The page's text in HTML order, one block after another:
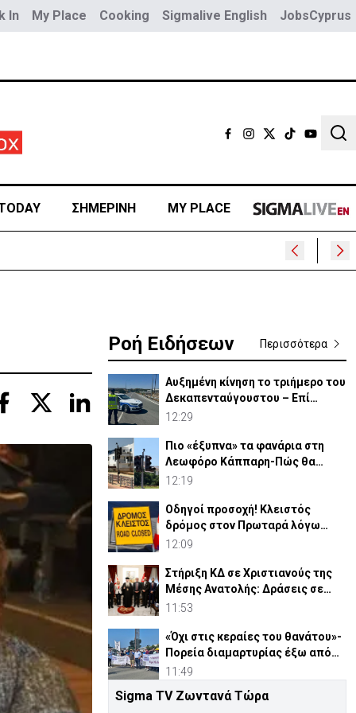
In My Place Cooking Sigmalive English JobsCyprus
ΣΗΜΕΡΙΝΗ MY PLACE
Ροή Ειδήσεων Περισσότερα
Αυξημένη κίνηση το τριήμερο του
Δεκαπενταύγουστου – Επί
ποδός η Αστυνομία
12:29
Πιο «έξυπνα» τα φανάρια στη
Λεωφόρο Κάππαρη-Πώς θα
λειτουργούν
12:19
Οδηγοί προσοχή! Κλειστός
δρόμος στον Πρωταρά λόγω
έργων
12:09
Στήριξη ΚΔ σε Χριστιανούς της
Μέσης Ανατολής: Δράσεις σε
Γάζα-Συρία-Ιορδανία
11:53
«Όχι στις κεραίες του θανάτου»-
Πορεία διαμαρτυρίας έξω από
τις Β. Βάσεις
11:49
Χρουστσόφ για Μακάριο: «Οι
Sigma TV Ζωντανά Τώρα